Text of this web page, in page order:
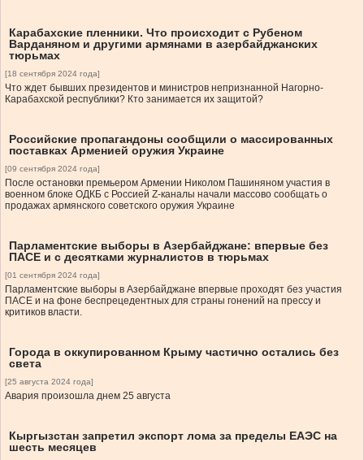
Карабахские пленники. Что происходит с Рубеном
Варданяном и другими армянами в азербайджанских
тюрьмах
[18 сентября 2024 года]
Что ждет бывших президентов и министров непризнанной Нагорно-
Карабахской республики? Кто занимается их защитой?
Российские пропагандоны сообщили о массированных
поставках Арменией оружия Украине
[09 сентября 2024 года]
После остановки премьером Армении Николом Пашиняном участия в
военном блоке ОДКБ с Россией Z-каналы начали массово сообщать о
продажах армянского советского оружия Украине
Парламентские выборы в Азербайджане: впервые без
ПАСЕ и с десятками журналистов в тюрьмах
[01 сентября 2024 года]
Парламентские выборы в Азербайджане впервые проходят без участия
ПАСЕ и на фоне беспрецедентных для страны гонений на прессу и
критиков власти.
Города в оккупированном Крыму частично остались без
света
[25 августа 2024 года]
Авария произошла днем 25 августа
Кыргызстан запретил экспорт лома за пределы ЕАЭС на
шесть месяцев